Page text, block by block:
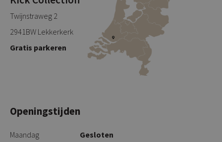
Twijnstraweg 2
2941BW Lekkerkerk
Gratis parkeren
Openingstijden
Maandag
Gesloten